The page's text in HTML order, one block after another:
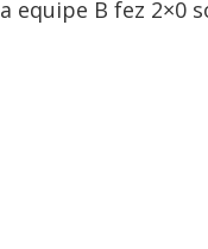
equipe B fez 2×0